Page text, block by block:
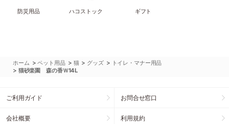
防災用品 ハコストック ギフト
ホーム >ペット用品 > 猫 > グッズ > トイレ・マナー用品
> 猫砂楽園 森の香Ｗ14L
ご利用ガイド お問合せ窓口
会社概要 利用規約